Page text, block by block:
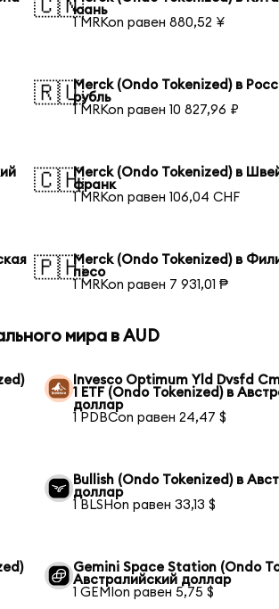
🇨🇳юань
1 MRKon равен 880,52 ¥
🇷🇺Merck (Ondo Tokenized) в
рубль
1 MRKon равен 10 827,96 ₽
🇨🇭Merck (Ondo Tokenized) в
франк
1 MRKon равен 106,04 CHF
🇵🇭Merck (Ondo Tokenized) в
песо
1 MRKon равен 7 931,01 ₱
мира в AUD
Invesco Optimum Yld Dvsfd
1 ETF (Ondo Tokenized) в
доллар
1 PDBCon равен 24,47 $
Bullish (Ondo Tokenized) в
доллар
1 BLSHon равен 33,13 $
Gemini Space Station (Ondo
Австралийский доллар
1 GEMIon равен 5,75 $